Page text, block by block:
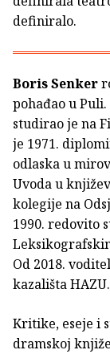
definiralo.
Boris Senker
pohađao u
studirao je na
je 1971.
odlaska u
Uvoda u
kolegije na
1990. redovito
Od 2018.
kazališta HAZU.
Kritike, eseje i
dramskoj